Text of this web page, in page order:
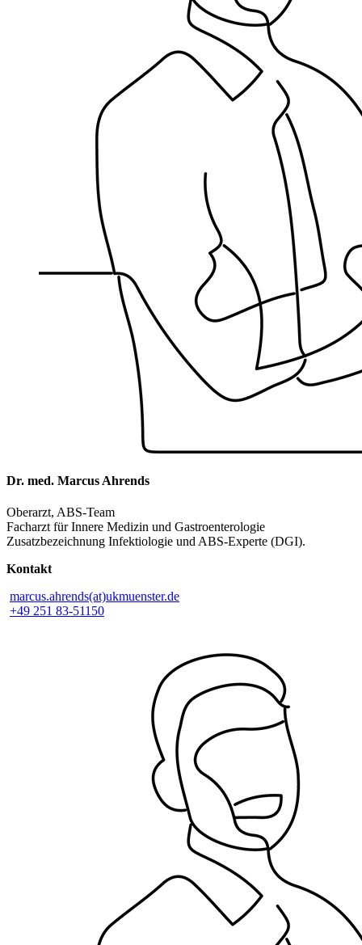
Dr. med. Marcus Ahrends
Oberarzt, ABS-Team
Facharzt für Innere Medizin und Gastroenterologie
Zusatzbezeichnung Infektiologie und ABS-Experte (DGI).
Kontakt
marcus.ahrends(at)ukmuenster.de
+49 251 83-51150